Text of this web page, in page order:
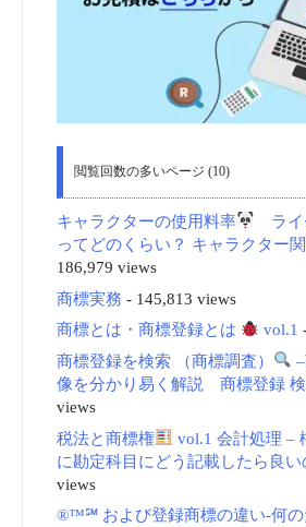
閲覧回数の多いページ (10)
キャラクターの使用料率
ライ
ってどのくらい？ キャラクター
186,979 views
商標実務 - 145,813 views
商標とは・商標登録とは
vol.1
商標登録を検索 （商標調査）
像を分かり易く解説 商標登録 検
views
税法と商標権
vol.1 会計処理 –
に勘定科目にどう記載したら良い
views
®™℠ および登録商標の違い-何の